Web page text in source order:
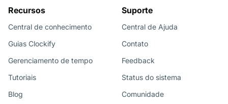
Recursos
Central de conhecimento
Guias Clockify
Gerenciamento de tempo
Tutoriais
Blog
Suporte
Central de Ajuda
Contato
Feedback
Status do sistema
Comunidade